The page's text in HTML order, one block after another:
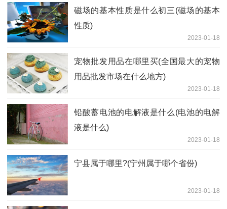
磁场的基本性质是什么初三(磁场的基本
性质)
2023-01-18
宠物批发用品在哪里买(全国最大的宠物
用品批发市场在什么地方)
2023-01-18
铅酸蓄电池的电解液是什么(电池的电解
液是什么)
2023-01-18
宁县属于哪里?(宁州属于哪个省份)
2023-01-18